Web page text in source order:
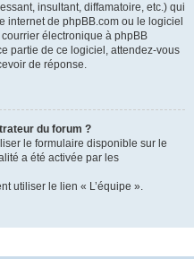
insultant, diffamatoire, etc.) qui
internet de phpBB.com ou le logiciel
électronique à phpBB
partie de ce logiciel, attendez-vous
de réponse.
du forum ?
le formulaire disponible sur le
a été activée par les
utiliser le lien « L’équipe ».